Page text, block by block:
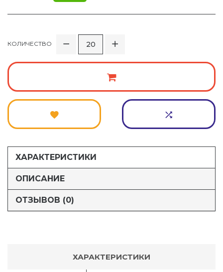
КОЛИЧЕСТВО
ХАРАКТЕРИСТИКИ
ОПИСАНИЕ
ОТЗЫВОВ (0)
ХАРАКТЕРИСТИКИ